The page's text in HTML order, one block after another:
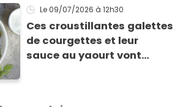
Le 09/07/2026 à 12h30
Ces croustillantes galettes
de courgettes et leur
sauce au yaourt vont